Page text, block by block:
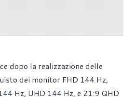
dopo la realizzazione delle
dei monitor FHD 144 Hz,
Hz, UHD 144 Hz, e 21:9 QHD